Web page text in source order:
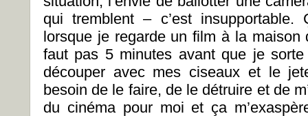
qui tremblent – c’est
lorsque je regarde un film à la
faut pas 5 minutes avant que je
découper avec mes ciseaux et le
besoin de le faire, de le détruire et de
du cinéma pour moi et ça